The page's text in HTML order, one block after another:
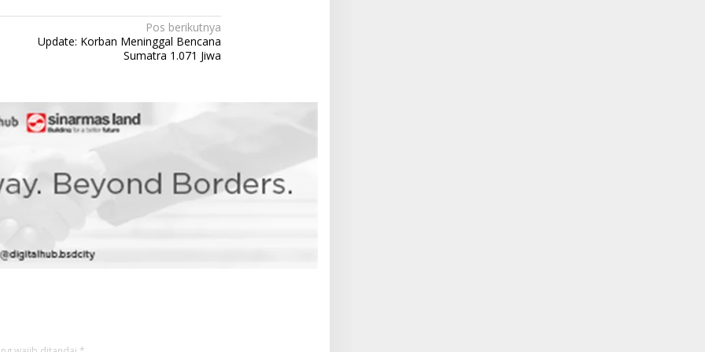
Pos berikutnya
Update: Korban Meninggal Bencana
Sumatra 1.071 Jiwa